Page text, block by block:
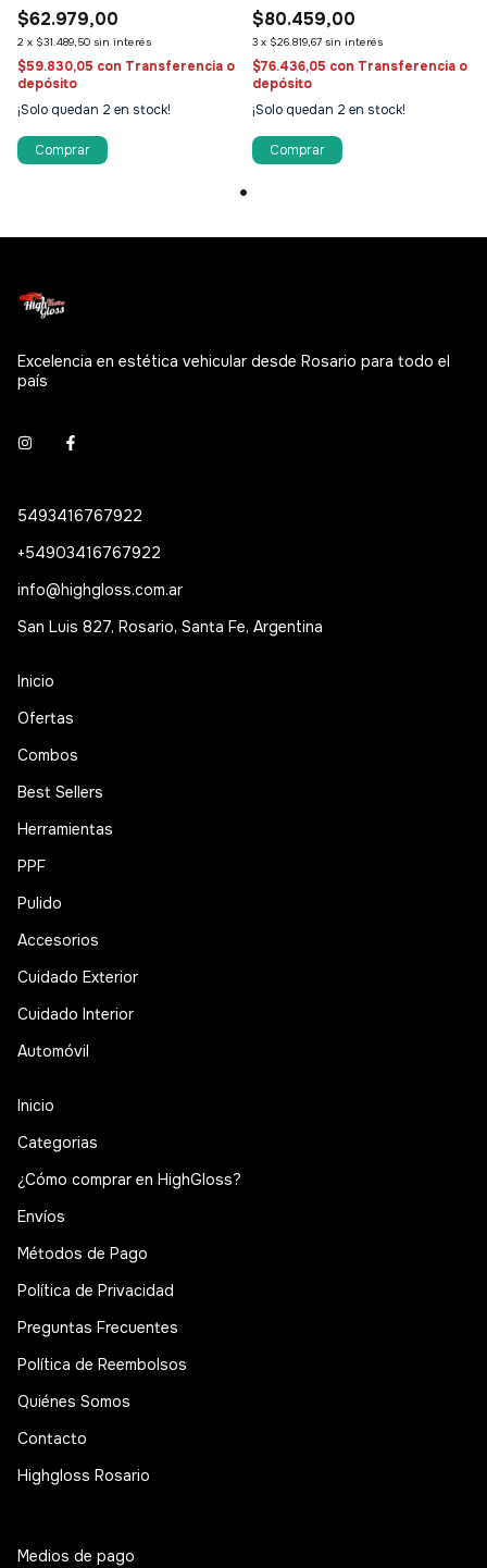
$62.979,00
2 x $31.489,50 sin interés
$59.830,05 con Transferencia o
depósito
¡Solo quedan 2 en stock!
$80.459,00
3 x $26.819,67 sin interés
$76.436,05 con Transferencia o
depósito
¡Solo quedan 2 en stock!
Excelencia en estética vehicular desde Rosario para todo el
país
5493416767922
+54903416767922
info@highgloss.com.ar
San Luis 827, Rosario, Santa Fe, Argentina
Inicio
Ofertas
Combos
Best Sellers
Herramientas
PPF
Pulido
Accesorios
Cuidado Exterior
Cuidado Interior
Automóvil
Inicio
Categorias
¿Cómo comprar en HighGloss?
Envíos
Métodos de Pago
Política de Privacidad
Preguntas Frecuentes
Política de Reembolsos
Quiénes Somos
Contacto
Highgloss Rosario
Medios de pago